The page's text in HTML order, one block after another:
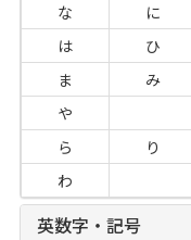
な
に
は
ひ
ま
み
や
ら
り
わ
英数字・記号